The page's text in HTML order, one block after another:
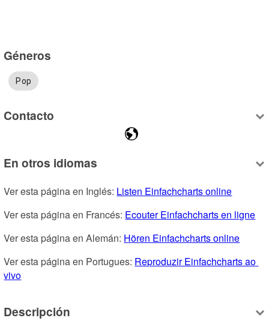
Géneros
Pop
Contacto
En otros idiomas
Ver esta página en Inglés: Listen Einfachcharts online
Ver esta página en Francés: Ecouter Einfachcharts en ligne
Ver esta página en Alemán: Hören Einfachcharts online
Ver esta página en Portugues: Reproduzir Einfachcharts ao
vivo
Descripción